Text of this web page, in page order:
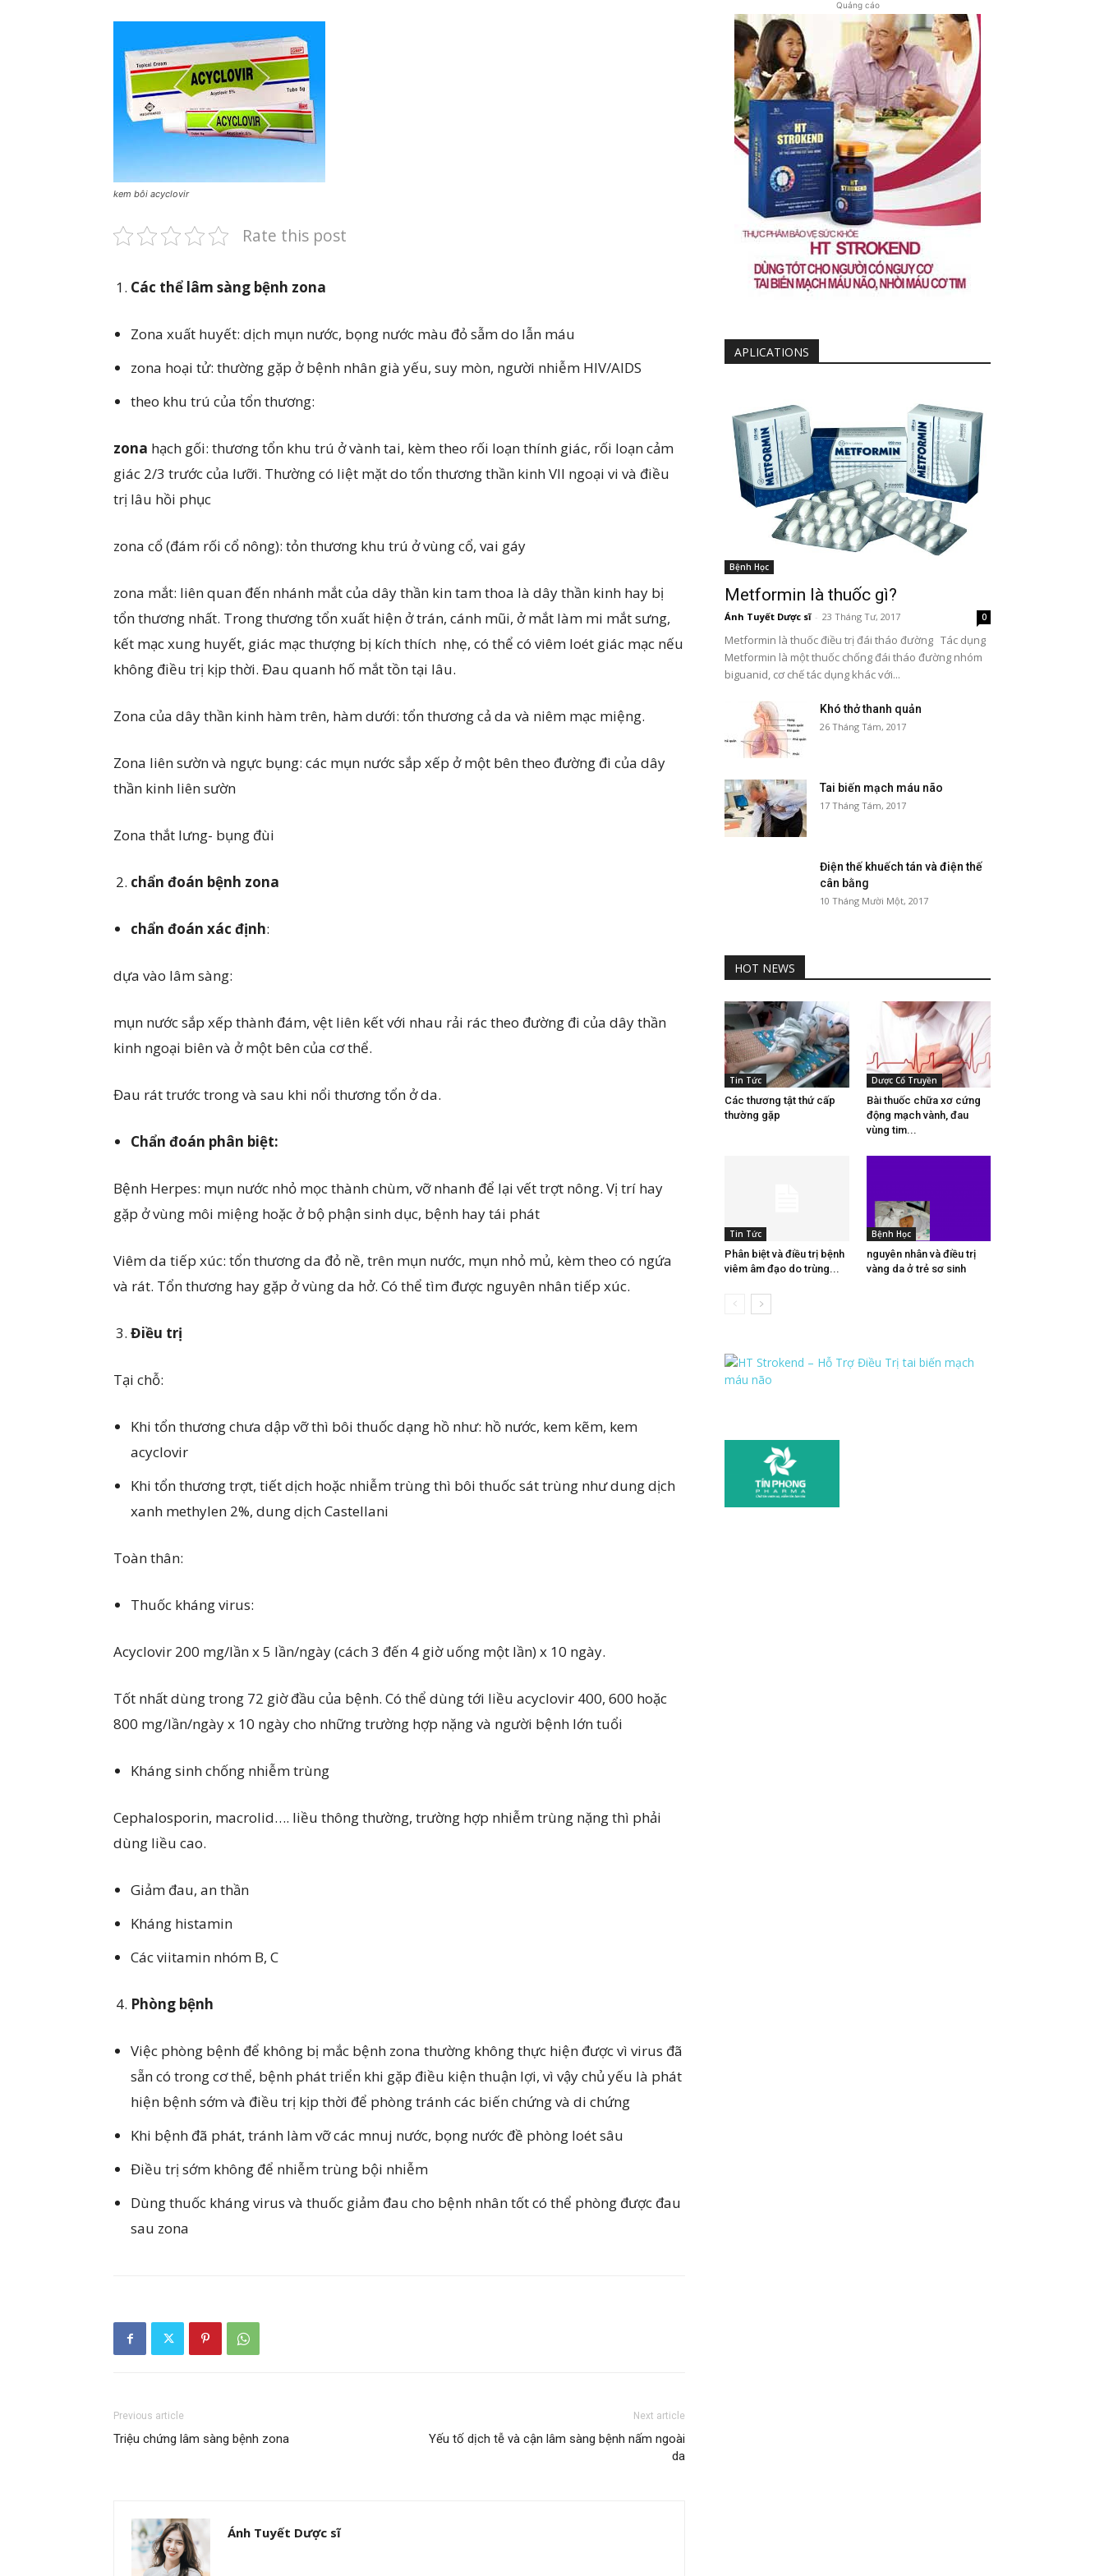
kem bôi acyclovir
Rate this post
Các thể lâm sàng bệnh zona
Zona xuất huyết: dịch mụn nước, bọng nước màu đỏ sẫm do lẫn máu
zona hoại tử: thường gặp ở bệnh nhân già yếu, suy mòn, người nhiễm HIV/AIDS
theo khu trú của tổn thương:
zona hạch gối: thương tổn khu trú ở vành tai, kèm theo rối loạn thính giác, rối loạn cảm
giác 2/3 trước của lưỡi. Thường có liệt mặt do tổn thương thần kinh VII ngoại vi và điều
trị lâu hồi phục
zona cổ (đám rối cổ nông): tỏn thương khu trú ở vùng cổ, vai gáy
zona mắt: liên quan đến nhánh mắt của dây thần kin tam thoa là dây thần kinh hay bị
tổn thương nhất. Trong thương tổn xuất hiện ở trán, cánh mũi, ở mắt làm mi mắt sưng,
kết mạc xung huyết, giác mạc thượng bị kích thích nhẹ, có thể có viêm loét giác mạc nếu
không điều trị kịp thời. Đau quanh hố mắt tồn tại lâu.
Zona của dây thần kinh hàm trên, hàm dưới: tổn thương cả da và niêm mạc miệng.
Zona liên sườn và ngực bụng: các mụn nước sắp xếp ở một bên theo đường đi của dây
thần kinh liên sườn
Zona thắt lưng- bụng đùi
chẩn đoán bệnh zona
chẩn đoán xác định:
dựa vào lâm sàng:
mụn nước sắp xếp thành đám, vệt liên kết với nhau rải rác theo đường đi của dây thần
kinh ngoại biên và ở một bên của cơ thể.
Đau rát trước trong và sau khi nổi thương tổn ở da.
Chẩn đoán phân biệt:
Bệnh Herpes: mụn nước nhỏ mọc thành chùm, vỡ nhanh để lại vết trợt nông. Vị trí hay
gặp ở vùng môi miệng hoặc ở bộ phận sinh dục, bệnh hay tái phát
Viêm da tiếp xúc: tổn thương da đỏ nề, trên mụn nước, mụn nhỏ mủ, kèm theo có ngứa
và rát. Tổn thương hay gặp ở vùng da hở. Có thể tìm được nguyên nhân tiếp xúc.
Điều trị
Tại chỗ:
Khi tổn thương chưa dập vỡ thì bôi thuốc dạng hồ như: hồ nước, kem kẽm, kem
acyclovir
Khi tổn thương trợt, tiết dịch hoặc nhiễm trùng thì bôi thuốc sát trùng như dung dịch
xanh methylen 2%, dung dịch Castellani
Toàn thân:
Thuốc kháng virus:
Acyclovir 200 mg/lần x 5 lần/ngày (cách 3 đến 4 giờ uống một lần) x 10 ngày.
Tốt nhất dùng trong 72 giờ đầu của bệnh. Có thể dùng tới liều acyclovir 400, 600 hoặc
800 mg/lần/ngày x 10 ngày cho những trường hợp nặng và người bệnh lớn tuổi
Kháng sinh chống nhiễm trùng
Cephalosporin, macrolid…. liều thông thường, trường hợp nhiễm trùng nặng thì phải
dùng liều cao.
Giảm đau, an thần
Kháng histamin
Các viitamin nhóm B, C
Phòng bệnh
Việc phòng bệnh để không bị mắc bệnh zona thường không thực hiện được vì virus đã
sẵn có trong cơ thể, bệnh phát triển khi gặp điều kiện thuận lợi, vì vậy chủ yếu là phát
hiện bệnh sớm và điều trị kịp thời để phòng tránh các biến chứng và di chứng
Khi bệnh đã phát, tránh làm vỡ các mnuj nước, bọng nước đề phòng loét sâu
Điều trị sớm không để nhiễm trùng bội nhiễm
Dùng thuốc kháng virus và thuốc giảm đau cho bệnh nhân tốt có thể phòng được đau
sau zona
Previous article
Triệu chứng lâm sàng bệnh zona
Next article
Yếu tố dịch tễ và cận lâm sàng bệnh nấm ngoài
da
Ánh Tuyết Dược sĩ
Quảng cáo
APLICATIONS
Bệnh Học
Metformin là thuốc gì?
Ánh Tuyết Dược sĩ - 23 Tháng Tư, 2017 0
Metformin là thuốc điều trị đái tháo đường Tác dụng
Metformin là một thuốc chống đái tháo đường nhóm
biguanid, cơ chế tác dụng khác với...
Khó thở thanh quản
26 Tháng Tám, 2017
Tai biến mạch máu não
17 Tháng Tám, 2017
Điện thế khuếch tán và điện thế
cân bằng
10 Tháng Mười Một, 2017
HOT NEWS
Tin Tức
Các thương tật thứ cấp
thường gặp
Dược Cổ Truyền
Bài thuốc chữa xơ cứng
động mạch vành, đau
vùng tim...
Tin Tức
Phân biệt và điều trị bệnh
viêm âm đạo do trùng...
Bệnh Học
nguyên nhân và điều trị
vàng da ở trẻ sơ sinh